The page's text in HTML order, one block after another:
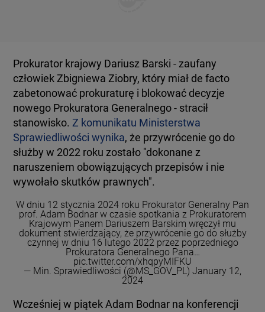
Prokurator krajowy Dariusz Barski - zaufany
człowiek Zbigniewa Ziobry, który miał de facto
zabetonować prokuraturę i blokować decyzje
nowego Prokuratora Generalnego - stracił
stanowisko. Z komunikatu Ministerstwa
Sprawiedliwości wynika, że przywrócenie go do
służby w 2022 roku zostało "dokonane z
naruszeniem obowiązujących przepisów i nie
wywołało skutków prawnych".
W dniu 12 stycznia 2024 roku Prokurator Generalny Pan
prof. Adam Bodnar w czasie spotkania z Prokuratorem
Krajowym Panem Dariuszem Barskim wręczył mu
dokument stwierdzający, że przywrócenie go do służby
czynnej w dniu 16 lutego 2022 przez poprzedniego
Prokuratora Generalnego Pana…
pic.twitter.com/xhqpyMIFKU
— Min. Sprawiedliwości (@MS_GOV_PL) January 12,
2024
Wcześniej w piątek Adam Bodnar na konferencji